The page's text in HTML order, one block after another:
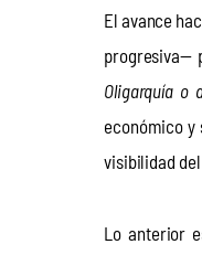
El avance
progresiva—
Oligarquía o
económico
visibilidad
Lo anterior